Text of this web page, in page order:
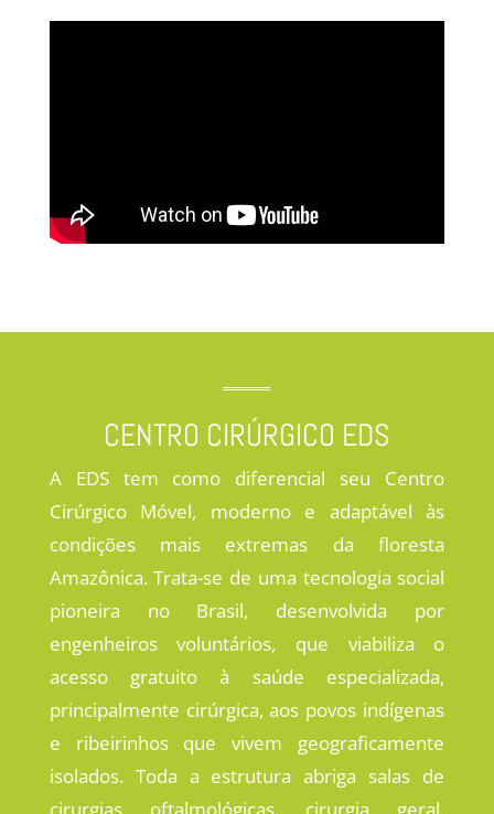
CENTRO CIRÚRGICO EDS
A EDS tem como diferencial seu Centro
Cirúrgico Móvel, moderno e adaptável às
condições mais extremas da floresta
Amazônica. Trata-se de uma tecnologia social
pioneira no Brasil, desenvolvida por
engenheiros voluntários, que viabiliza o
acesso gratuito à saúde especializada,
principalmente cirúrgica, aos povos indígenas
e ribeirinhos que vivem geograficamente
isolados. Toda a estrutura abriga salas de